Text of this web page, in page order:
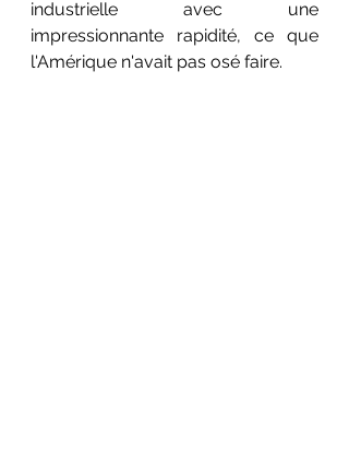
industrielle avec une
impressionnante rapidité, ce que
l'Amérique n'avait pas osé faire.